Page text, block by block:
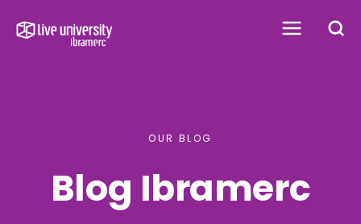
OUR BLOG
Blog Ibramerc